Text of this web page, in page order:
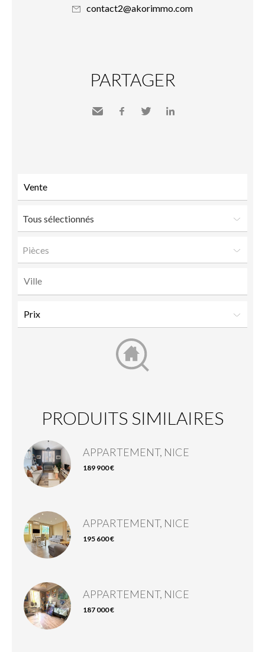
contact2@akorimmo.com
PARTAGER
Tous sélectionnés
Pièces
PRODUITS SIMILAIRES
APPARTEMENT, NICE
189 900 €
APPARTEMENT, NICE
195 600 €
APPARTEMENT, NICE
187 000 €